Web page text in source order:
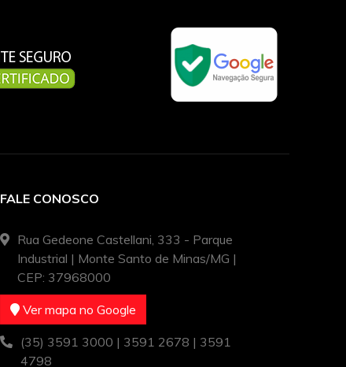
FALE CONOSCO
Rua Gedeone Castellani, 333 - Parque
Industrial | Monte Santo de Minas/MG |
CEP: 37968000
Ver mapa no Google
(35) 3591 3000 | 3591 2678 | 3591
4798